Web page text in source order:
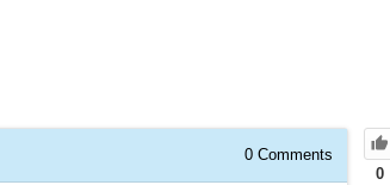
0
0 Comments